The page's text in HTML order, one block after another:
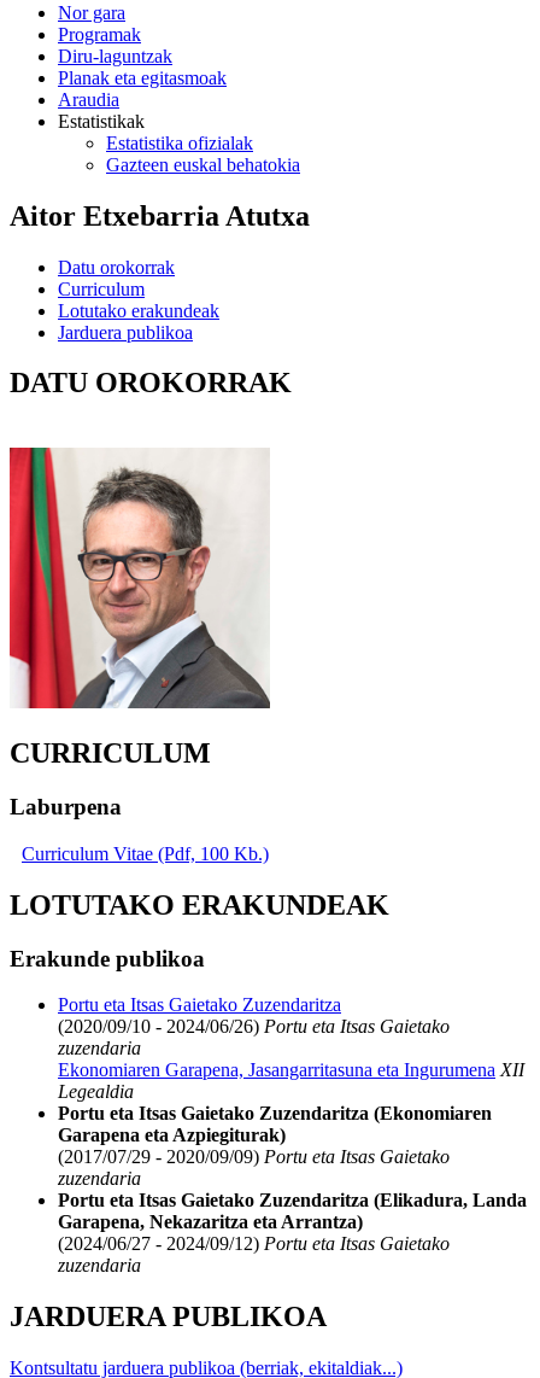
Nor gara
Programak
Diru-laguntzak
Planak eta egitasmoak
Araudia
Estatistikak
Estatistika ofizialak
Gazteen euskal behatokia
Aitor Etxebarria Atutxa
Datu orokorrak
Curriculum
Lotutako erakundeak
Jarduera publikoa
DATU OROKORRAK
CURRICULUM
Laburpena
Curriculum Vitae (Pdf, 100 Kb.)
LOTUTAKO ERAKUNDEAK
Erakunde publikoa
Portu eta Itsas Gaietako Zuzendaritza
(2020/09/10 - 2024/06/26) Portu eta Itsas Gaietako
zuzendaria
Ekonomiaren Garapena, Jasangarritasuna eta Ingurumena XII
Legealdia
Portu eta Itsas Gaietako Zuzendaritza (Ekonomiaren
Garapena eta Azpiegiturak)
(2017/07/29 - 2020/09/09) Portu eta Itsas Gaietako
zuzendaria
Portu eta Itsas Gaietako Zuzendaritza (Elikadura, Landa
Garapena, Nekazaritza eta Arrantza)
(2024/06/27 - 2024/09/12) Portu eta Itsas Gaietako
zuzendaria
JARDUERA PUBLIKOA
Kontsultatu jarduera publikoa (berriak, ekitaldiak...)